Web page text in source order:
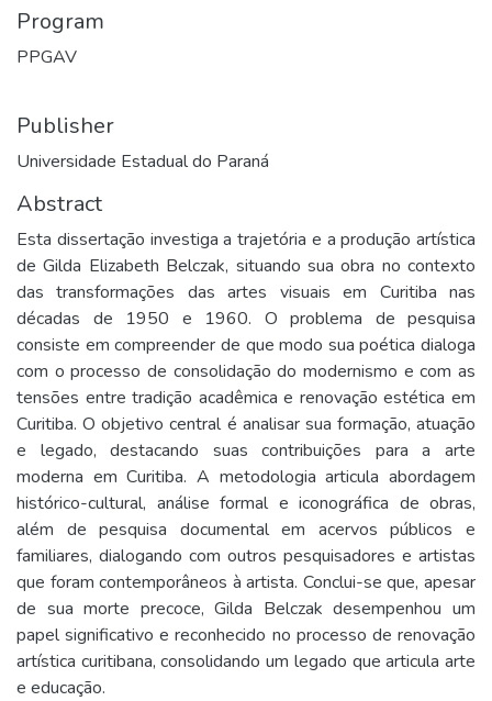
Program
PPGAV
Publisher
Universidade Estadual do Paraná
Abstract
Esta dissertação investiga a trajetória e a produção artística
de Gilda Elizabeth Belczak, situando sua obra no contexto
das transformações das artes visuais em Curitiba nas
décadas de 1950 e 1960. O problema de pesquisa
consiste em compreender de que modo sua poética dialoga
com o processo de consolidação do modernismo e com as
tensões entre tradição acadêmica e renovação estética em
Curitiba. O objetivo central é analisar sua formação, atuação
e legado, destacando suas contribuições para a arte
moderna em Curitiba. A metodologia articula abordagem
histórico-cultural, análise formal e iconográfica de obras,
além de pesquisa documental em acervos públicos e
familiares, dialogando com outros pesquisadores e artistas
que foram contemporâneos à artista. Conclui-se que, apesar
de sua morte precoce, Gilda Belczak desempenhou um
papel significativo e reconhecido no processo de renovação
artística curitibana, consolidando um legado que articula arte
e educação.